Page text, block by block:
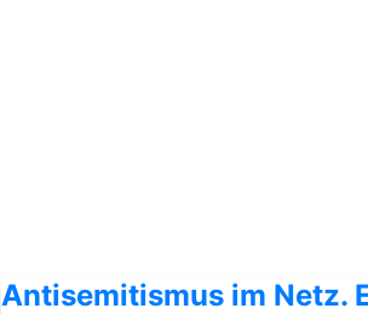
Antisemitismus im Netz.